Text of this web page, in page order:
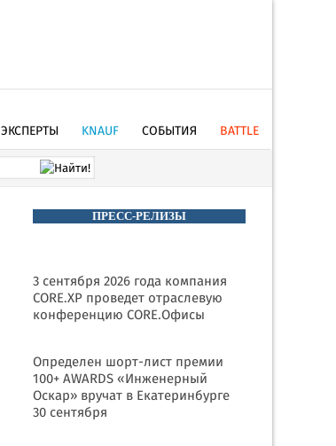
ЭКСПЕРТЫ KNAUF СОБЫТИЯ BATTLE
ПРЕСС-РЕЛИЗЫ
3 сентября 2026 года компания
CORE.XP проведет отраслевую
конференцию CORE.Офисы
Определен шорт-лист премии
100+ AWARDS «Инженерный
Оскар» вручат в Екатеринбурге
30 сентября